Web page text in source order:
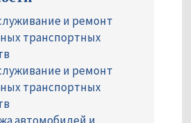
и ремонт
транспортных
и ремонт
транспортных